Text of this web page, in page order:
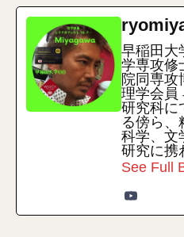
早稲田大
学専攻修
院同専攻
理学会員
研究科に
る傍ら、
科学、文
研究に携
See Full